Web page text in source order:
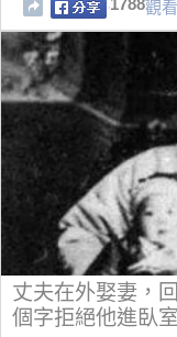
1788觀看
丈夫在外娶妻，
個字拒絕他進臥室